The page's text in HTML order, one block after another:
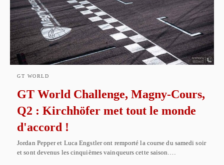
GT WORLD
GT World Challenge, Magny-Cours,
Q2 : Kirchhöfer met tout le monde
d'accord !
Jordan Pepper et Luca Engstler ont remporté la course du samedi soir
et sont devenus les cinquièmes vainqueurs cette saison.…